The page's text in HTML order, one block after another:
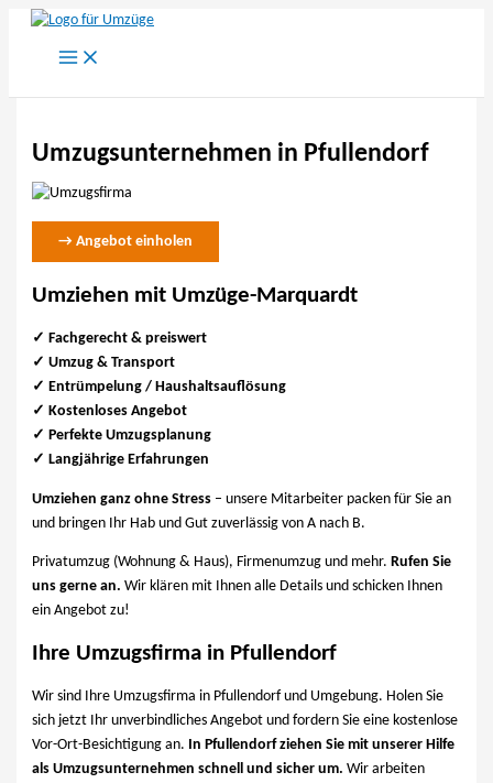
Zum
springen
Umzugsunternehmen in Pfullendorf
→ Angebot einholen
Umziehen mit Umzüge-Marquardt
✓ Fachgerecht & preiswert
✓ Umzug & Transport
✓ Entrümpelung / Haushaltsauflösung
✓ Kostenloses Angebot
✓ Perfekte Umzugsplanung
✓ Langjährige Erfahrungen
Umziehen ganz ohne Stress – unsere Mitarbeiter packen für Sie an
und bringen Ihr Hab und Gut zuverlässig von A nach B.
Privatumzug (Wohnung & Haus), Firmenumzug und mehr. Rufen Sie
uns gerne an. Wir klären mit Ihnen alle Details und schicken Ihnen
ein Angebot zu!
Ihre Umzugsfirma in Pfullendorf
Wir sind Ihre Umzugsfirma in Pfullendorf und Umgebung. Holen Sie
sich jetzt Ihr unverbindliches Angebot und fordern Sie eine kostenlose
Vor-Ort-Besichtigung an.
In Pfullendorf ziehen Sie mit unserer Hilfe
als Umzugsunternehmen schnell und sicher um. Wir arbeiten